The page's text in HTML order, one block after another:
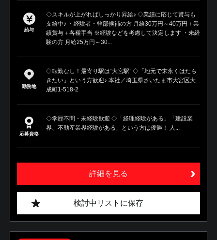
給与
◇スキルが上がればしっかり昇給♪ ◇業績に応じて賞与も
支給中♪ ・経験者・幹部候補の方 月給30万円～40万円＋業
績賞与＋各種手当 ※経験などを考慮して決定します ・未経
験の方 月給25万円～30...
勤務地
◇転勤なし！最寄り駅は“大宮駅” ◇「地元で末永くはたら
きたい」という方歓迎♪ 本社／埼玉県さいたま市大宮区大
成町1-518-2
応募資格
◇学歴不問・未経験歓迎 ◇「経理経験がある」「建設業
界、不動産業界経験がある」という方は優遇！ 人...
詳細を見る
検討中リストに保存